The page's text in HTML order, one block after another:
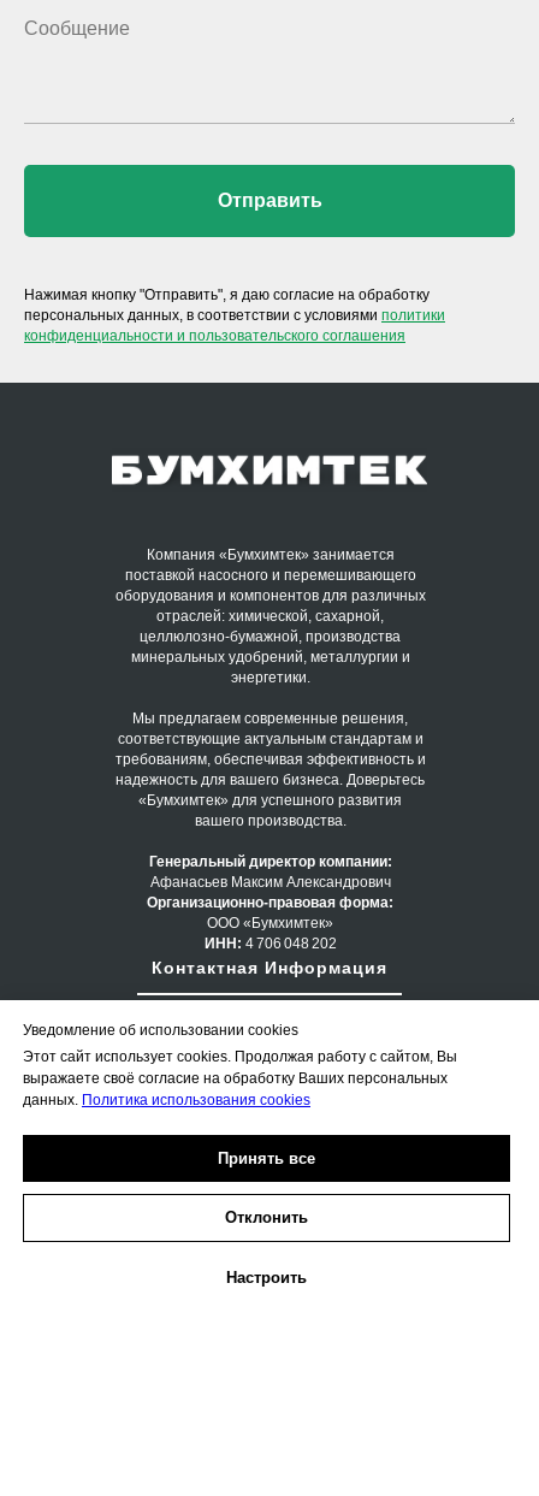
Уведомление об использовании cookies
Этот сайт использует cookies. Продолжая работу с сайтом, Вы
выражаете своё согласие на обработку Ваших персональных
данных. Политика использования cookies
Принять все
Отклонить
Настроить
Отправить
Нажимая кнопку "Отправить", я даю согласие на обработку
персональных данных, в соответствии с условиями политики
конфиденциальности и пользовательского соглашения
Контактная Информация
8 800 222 40 48
Компания «Бумхимтек» занимается
поставкой насосного и перемешивающего
оборудования и компонентов для различных
отраслей: химической, сахарной,
целлюлозно-бумажной, производства
минеральных удобрений, металлургии и
энергетики.
Мы предлагаем современные решения,
соответствующие актуальным стандартам и
требованиям, обеспечивая эффективность и
надежность для вашего бизнеса. Доверьтесь
«Бумхимтек» для успешного развития
вашего производства.
Генеральный директор компании:
Афанасьев Максим Александрович
Организационно-правовая форма:
ООО «Бумхимтек»
ИНН: 4 706 048 202
Информация
mail@bumhimtek.ru
194044, г. Санкт-Петербург,
Большой Сампсониевский проспект,
д.30, корпус 2, 2 этаж, БЦ Персей